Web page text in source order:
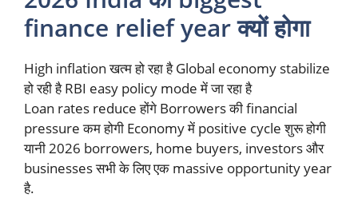
finance relief year क्यों होगा
High inflation खत्म हो रहा है Global economy stabilize
हो रही है RBI easy policy mode में जा रहा है
Loan rates reduce होंगे Borrowers की financial
pressure कम होगी Economy में positive cycle शुरू होगी
यानी 2026 borrowers, home buyers, investors और
businesses सभी के लिए एक massive opportunity year
है.